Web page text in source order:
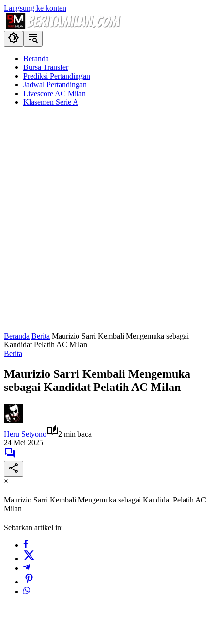
Langsung ke konten
Beranda
Bursa Transfer
Prediksi Pertandingan
Jadwal Pertandingan
Livescore AC Milan
Klasemen Serie A
Beranda Berita Maurizio Sarri Kembali Mengemuka sebagai
Kandidat Pelatih AC Milan
Berita
Maurizio Sarri Kembali Mengemuka
sebagai Kandidat Pelatih AC Milan
Heru Setyono
2 min baca
24 Mei 2025
×
Maurizio Sarri Kembali Mengemuka sebagai Kandidat Pelatih AC
Milan
Sebarkan artikel ini